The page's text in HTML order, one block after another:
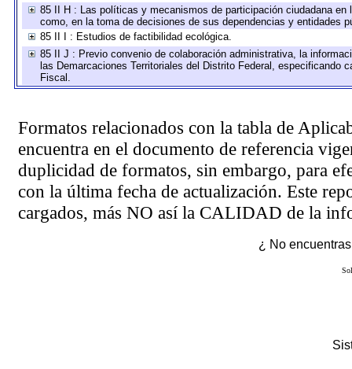
85 II H : Las políticas y mecanismos de participación ciudadana
como, en la toma de decisiones de sus dependencias y entidades
85 II I : Estudios de factibilidad ecológica.
85 II J : Previo convenio de colaboración administrativa, la
las Demarcaciones Territoriales del Distrito Federal, especificando
Fiscal.
Formatos relacionados con la tabla de
encuentra en el documento de referencia
duplicidad de formatos, sin embargo, para
con la última fecha de actualización. Este
cargados, más NO así la CALIDAD de la
¿ No